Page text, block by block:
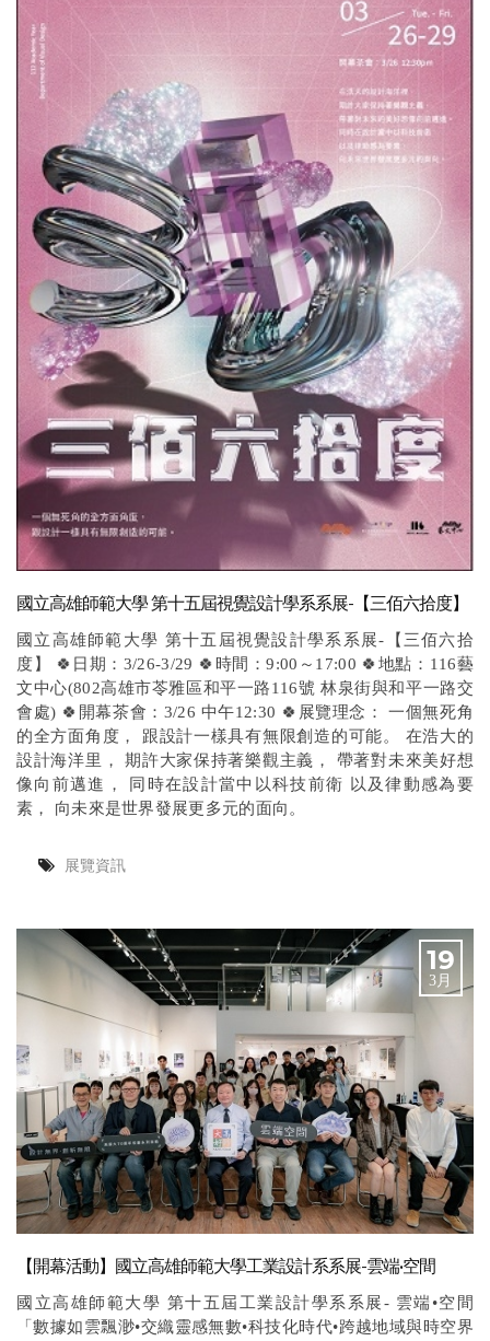
國立高雄師範大學 第十五屆視覺設計學系系展-【三佰六拾度】
國立高雄師範大學 第十五屆視覺設計學系系展-【三佰六拾
度】 🍀日期：3/26-3/29 🍀時間：9:00～17:00 🍀地點：116藝
文中心(802高雄市苓雅區和平一路116號 林泉街與和平一路交
會處) 🍀開幕茶會：3/26 中午12:30 🍀展覽理念： 一個無死角
的全方面角度， 跟設計一樣具有無限創造的可能。 在浩大的
設計海洋里， 期許大家保持著樂觀主義， 帶著對未來美好想
像向前邁進， 同時在設計當中以科技前衛 以及律動感為要
素， 向未來是世界發展更多元的面向。
展覽資訊
19
3月
【開幕活動】國立高雄師範大學工業設計系系展-雲端•空間
國立高雄師範大學 第十五屆工業設計學系系展- 雲端•空間
「數據如雲飄渺•交織靈感無數•科技化時代•跨越地域與時空界